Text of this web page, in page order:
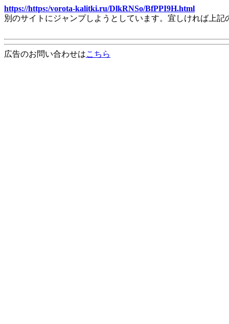
https://https:/vorota-kalitki.ru/DlkRNSo/BfPPI9H.html
別のサイトにジャンプしようとしています。宜しければ上
広告のお問い合わせはこちら